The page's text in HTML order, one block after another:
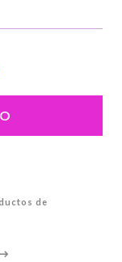
de